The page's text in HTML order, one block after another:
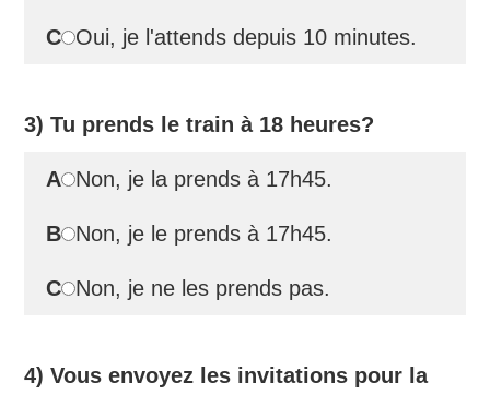
C Oui, je l'attends depuis 10 minutes.
3) Tu prends le train à 18 heures?
A Non, je la prends à 17h45.
B Non, je le prends à 17h45.
C Non, je ne les prends pas.
4) Vous envoyez les invitations pour la